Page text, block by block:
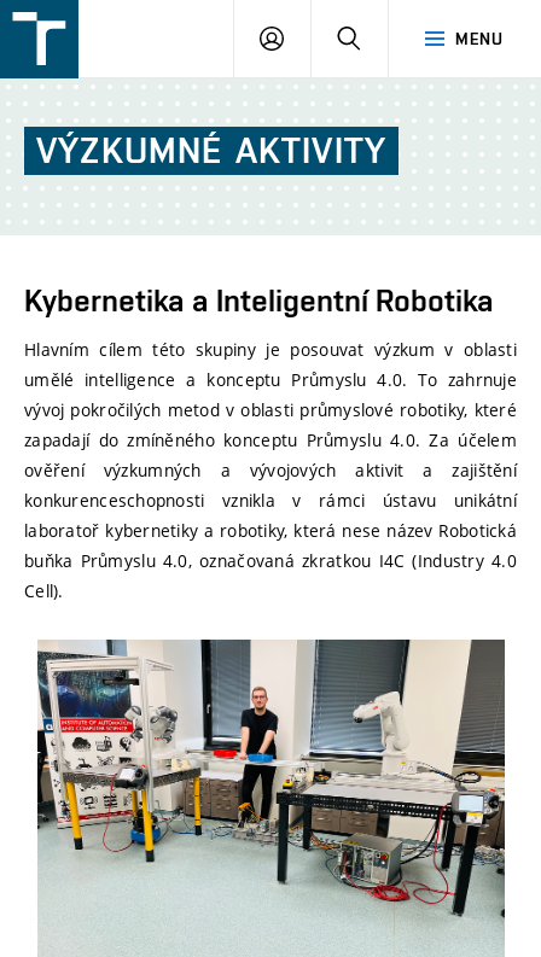
v
Brně
MENU
PŘIHLÁŠENÍ
VÝZKUMNÉ AKTIVITY
Kybernetika a Inteligentní Robotika
Hlavním cílem této skupiny je posouvat výzkum v oblasti
umělé intelligence a konceptu Průmyslu 4.0. To zahrnuje
vývoj pokročilých metod v oblasti průmyslové robotiky, které
zapadají do zmíněného konceptu Průmyslu 4.0. Za účelem
ověření výzkumných a vývojových aktivit a zajištění
konkurenceschopnosti vznikla v rámci ústavu unikátní
laboratoř kybernetiky a robotiky, která nese název Robotická
buňka Průmyslu 4.0, označovaná zkratkou I4C (Industry 4.0
Cell).